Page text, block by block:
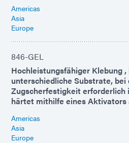
Americas
Asia
Europe
846-GEL
Hochleistungsfähiger Klebung
unterschiedliche Substrate, bei
Zugscherfestigkeit erforderlich
härtet mithilfe eines Aktivators
Americas
Asia
Europe